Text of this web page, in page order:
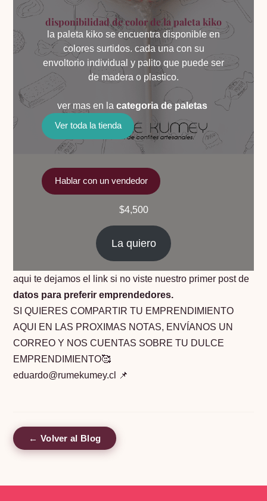
disponibilidad de color de la paleta kiko
la paleta kiko se encuentra disponible en
colores surtidos. cada una con su
envoltorio individual y palito que puede ser
de madera o plastico.
ver mas en la categoria de paletas
Ver toda la tienda
Hablar con un vendedor
$4,500
La quiero
aqui te dejamos el link si no viste nuestro primer post de
datos para preferir emprendedores.
SI QUIERES COMPARTIR TU EMPRENDIMIENTO
AQUI EN LAS PROXIMAS NOTAS, ENVÍANOS UN
CORREO Y NOS CUENTAS SOBRE TU DULCE
EMPRENDIMIENTO🥰
eduardo@rumekumey.cl 📌
← Volver al Blog